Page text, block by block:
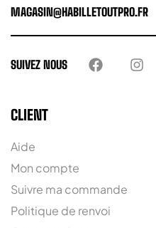
MAGASIN@HABILLETOUTPRO.FR
SUIVEZ NOUS
CLIENT
Aide
Mon compte
Suivre ma commande
Politique de renvoi